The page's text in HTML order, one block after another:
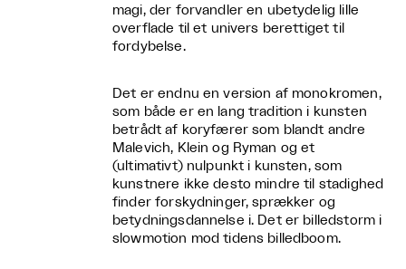
magi, der forvandler en ubetydelig lille
overflade til et univers berettiget til
fordybelse.
Det er endnu en version af monokromen,
som både er en lang tradition i kunsten
betrådt af koryfærer som blandt andre
Malevich, Klein og Ryman og et
(ultimativt) nulpunkt i kunsten, som
kunstnere ikke desto mindre til stadighed
finder forskydninger, sprækker og
betydningsdannelse i. Det er billedstorm i
slowmotion mod tidens billedboom.